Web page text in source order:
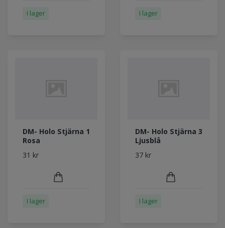
I lager I lager
DM- Holo Stjärna 1
Rosa
31 kr
I lager
DM- Holo Stjärna 3
Ljusblå
37 kr
I lager